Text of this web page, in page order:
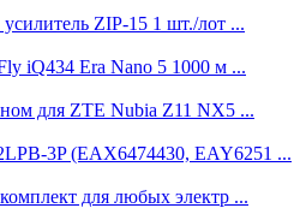
ZIP-15 1 шт./лот ...
iQ434 Era Nano 5 1000 м ...
для ZTE Nubia Z11 NX5 ...
3P (EAX6474430, EAY6251 ...
для любых электр ...